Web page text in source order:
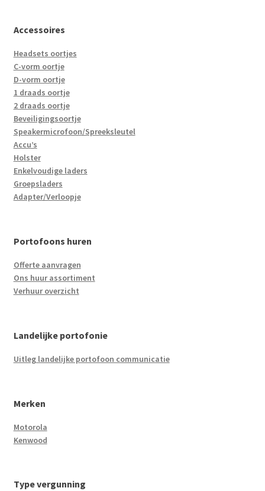
Accessoires
Headsets oortjes
C-vorm oortje
D-vorm oortje
1 draads oortje
2 draads oortje
Beveiligingsoortje
Speakermicrofoon/Spreeksleutel
Accu’s
Holster
Enkelvoudige laders
Groepsladers
Adapter/Verloopje
Portofoons huren
Offerte aanvragen
Ons huur assortiment
Verhuur overzicht
Landelijke portofonie
Uitleg landelijke portofoon communicatie
Merken
Motorola
Kenwood
Type vergunning